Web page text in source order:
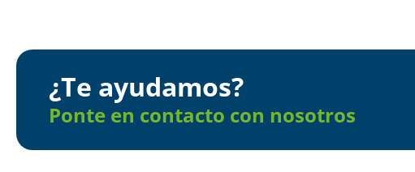
¿Te ayudamos?
Ponte en contacto con nosotros